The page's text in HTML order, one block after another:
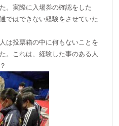
。実際に入場券の確認をした
ではできない経験をさせていた
は投票箱の中に何もないことを
。これは、経験した事のある人